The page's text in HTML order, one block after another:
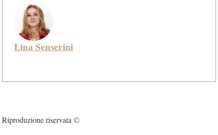
Lina Senserini
Riproduzione riservata ©